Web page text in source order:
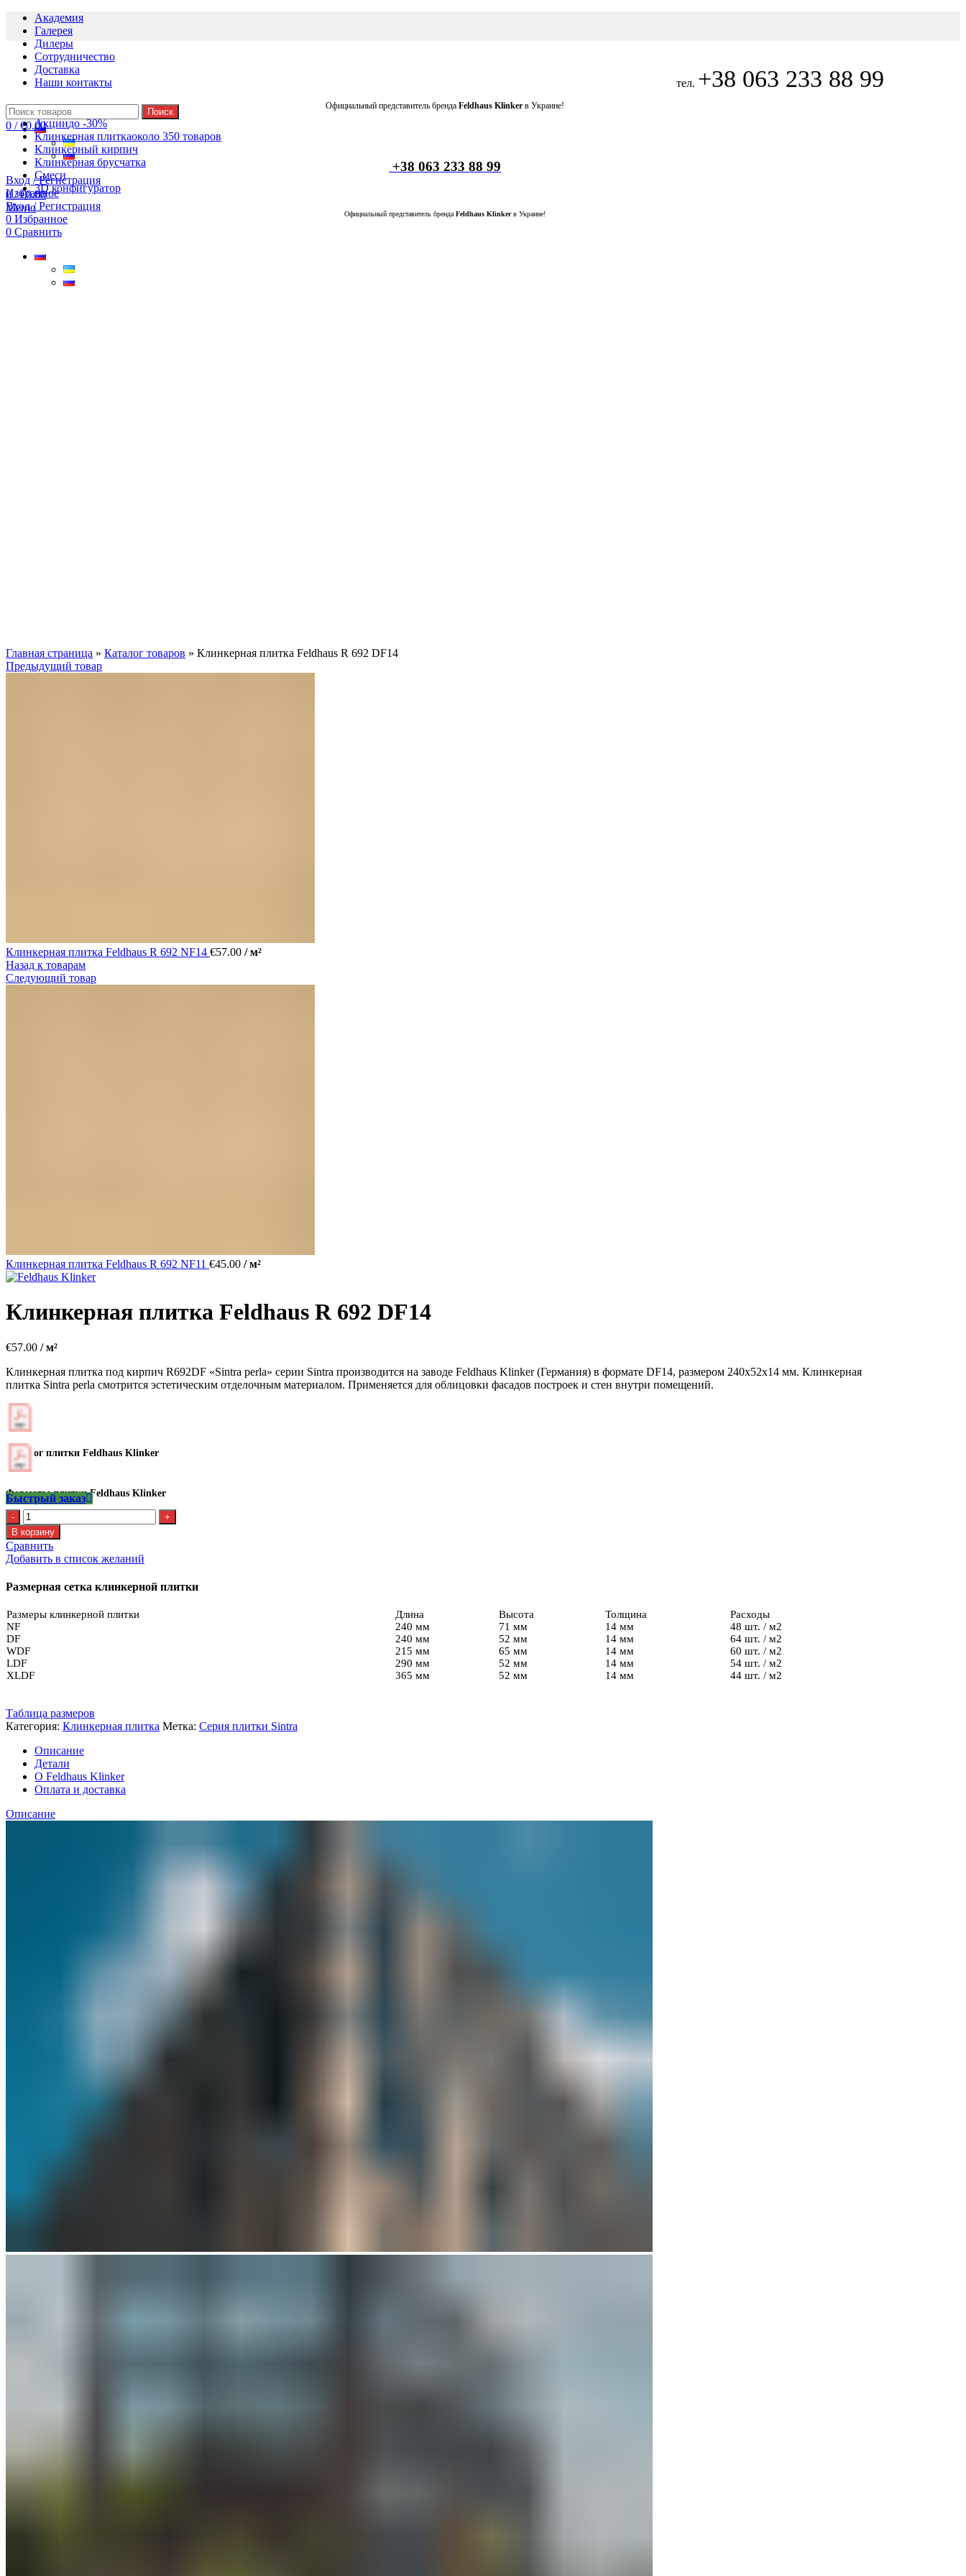
Академия
Галерея
Дилеры
Сотрудничество
Доставка
Наши контакты
Официальный представитель бренда Feldhaus Klinker в Украине!
Вход / Регистрация
Избранное
Вход / Регистрация
0 Избранное
0 Сравнить
тел. +38 063 233 88 99
Поиск
0 / €0.00
+38 063 233 88 99
0/ €0.00
Меню
Акциидо -30%
Клинкерная плиткаоколо 350 товаров
Клинкерный кирпич
Клинкерная брусчатка
Смеси
3D конфигуратор
Официальный представитель бренда Feldhaus Klinkerв Украине!
Главная страница » Каталог товаров » Клинкерная плитка Feldhaus R 692 DF14
Предыдущий товар
Клинкерная плитка Feldhaus R 692 NF14 €57.00 / м²
Назад к товарам
Следующий товар
Клинкерная плитка Feldhaus R 692 NF11 €45.00 / м²
Клинкерная плитка Feldhaus R 692 DF14
€57.00 / м²
Клинкерная плитка под кирпич R692DF «Sintra perla» серии Sintra производится на заводе Feldhaus Klinker (Германия) в формате DF14, размером 240х52х14 мм. Клинкерная
плитка Sintra perla смотрится эстетическим отделочным материалом. Применяется для облицовки фасадов построек и стен внутри помещений.
Каталог плитки Feldhaus Klinker
Форматы плитки Feldhaus Klinker
Быстрый заказ
Количество
Клинкерная
плитка
Feldhaus
R
DF14
В корзину
Сравнить
Добавить в список желаний
Размерная сетка клинкерной плитки
Размеры клинкерной плитки Длина Высота Толщина
Расходы
NF
240 мм 71 мм 14 мм
48 шт. / м2
DF
240 мм 52 мм 14 мм
64 шт. / м2
WDF
215 мм 65 мм 14 мм
60 шт. / м2
LDF
290 мм 52 мм 14 мм
54 шт. / м2
XLDF
365 мм 52 мм 14 мм 44 шт. / м2
Таблица размеров
Категория: Клинкерная плитка Метка: Серия плитки Sintra
Описание
Детали
О Feldhaus Klinker
Оплата и доставка
Описание